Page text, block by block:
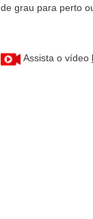
de grau para perto
Assista o vídeo